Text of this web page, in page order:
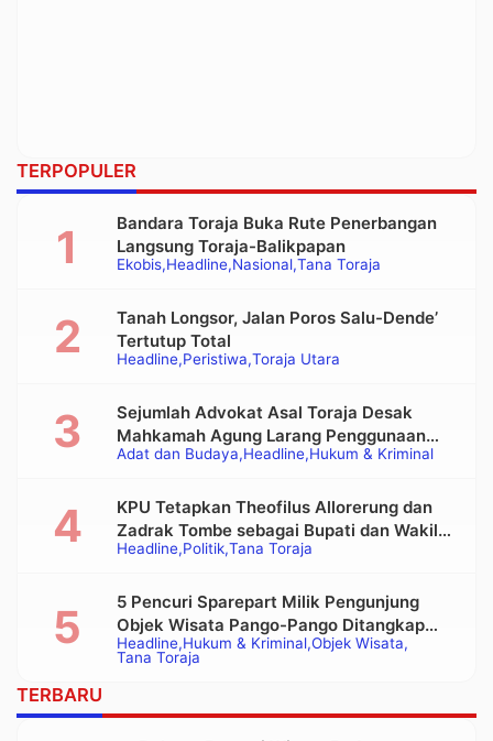
TERPOPULER
Ekobis Headline Nasional Tana Toraja
Bandara Toraja Buka Rute Penerbangan
Langsung Toraja-Balikpapan
Headline Peristiwa Toraja Utara
Tanah Longsor, Jalan Poros Salu-Dende’
Tertutup Total
Adat dan Budaya Headline Hukum & Kriminal
Sejumlah Advokat Asal Toraja Desak
Mahkamah Agung Larang Penggunaan
Alat Berat pada Eksekusi Rumah Adat
Headline Politik Tana Toraja
KPU Tetapkan Theofilus Allorerung dan
Zadrak Tombe sebagai Bupati dan Wakil
Bupati Tana Toraja Terpilih
Headline Hukum & Kriminal Objek Wisata
Tana Toraja
5 Pencuri Sparepart Milik Pengunjung
Objek Wisata Pango-Pango Ditangkap
Polisi
TERBARU